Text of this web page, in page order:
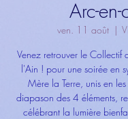
Arc-en-
ven. 11 août
  |
Venez retrouver le
l'Ain ! pour une soirée en
Mère la Terre, unis en
diapason des 4 éléments,
célébrant la lumière